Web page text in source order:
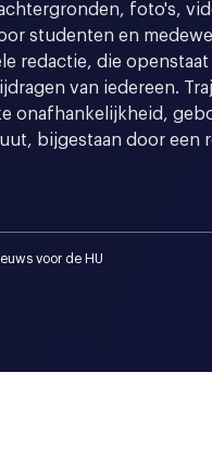
foto's,
studenten en
redactie, die
van iedereen.
onafhankelijkheid,
bijgestaan door een
voor de HU